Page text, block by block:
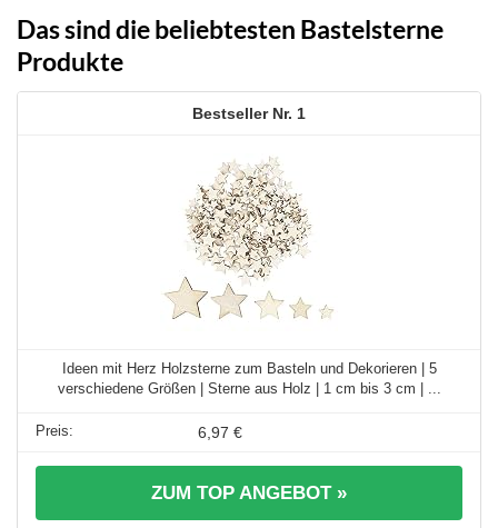
Das sind die beliebtesten Bastelsterne
Produkte
1
Ideen mit Herz Holzsterne zum Basteln und Dekorieren | 5
verschiedene Größen | Sterne aus Holz | 1 cm bis 3 cm | ...
6,97 €
ZUM TOP ANGEBOT »